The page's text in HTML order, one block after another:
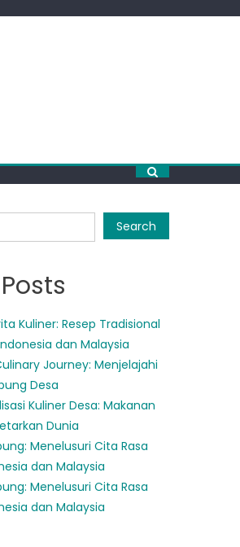
Search
Kuliner: Resep Tradisional
dan Malaysia
Journey: Menjelajahi
Desa
Kuliner Desa: Makanan
Dunia
Menelusuri Cita Rasa
dan Malaysia
Menelusuri Cita Rasa
dan Malaysia